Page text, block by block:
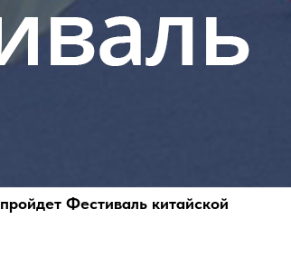
Фестиваль китайской